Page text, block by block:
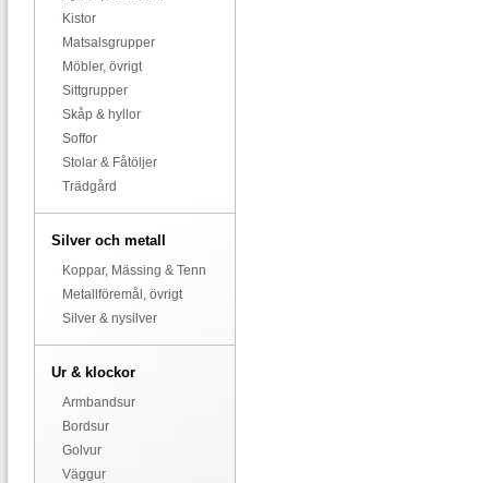
Kistor
Matsalsgrupper
Möbler, övrigt
Sittgrupper
Skåp & hyllor
Soffor
Stolar & Fåtöljer
Trädgård
Silver och metall
Koppar, Mässing & Tenn
Metallföremål, övrigt
Silver & nysilver
Ur & klockor
Armbandsur
Bordsur
Golvur
Väggur